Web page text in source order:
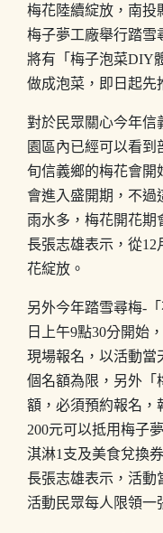
梅花陸續綻放，南投
梅子夢工廠舉行踏雪
將有「梅子泡菜DIY
做成泡菜，即日起先
對於民眾關心今年信
園區內已經可以看
旬信義鄉的梅花會開
會進入盛開期，不過
雨水多，梅花開花期
長張志雄表示，從
花綻放。
另外今年踏雪尋梅-
日上午9點30分開始
現場報名，以活動當
個名額為限，另外「
額，必須預約報名，
200元可以抵用梅子
淇淋1支及美食兌換
長張志雄表示，活動
活動民眾每人限領一